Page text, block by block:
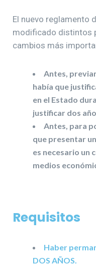
El nuevo reglamento
modificado distintos
cambios más
Antes,
había que
en el Estado
justificar dos
Antes, para
que presentar
es necesario un
medios
Requisitos
Haber
DOS AÑOS.